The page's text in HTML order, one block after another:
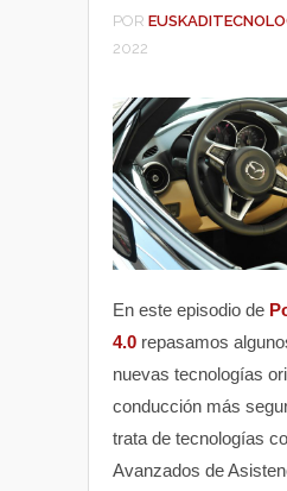
POR
2022
En este episodio de
4.0 repasamos
nuevas tecnologías
conducción más
trata de tecnologías
Avanzados de